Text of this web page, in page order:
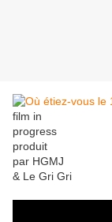
film in
progress
produit
par HGMJ
& Le Gri Gri